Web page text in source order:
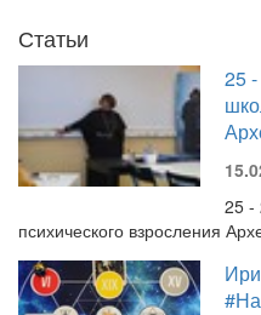
Статьи
25
25 -
психического взросления